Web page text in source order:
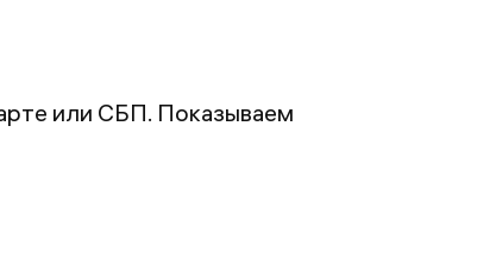
или СБП. Показываем